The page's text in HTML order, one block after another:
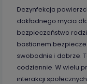
Dezynfekcja
dokładnego mycia
bezpieczeństwo
bastionem
swobodnie i dobrze.
codziennie. W wielu
interakcji